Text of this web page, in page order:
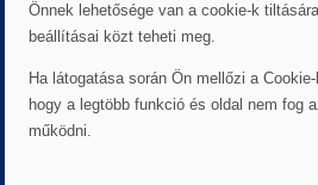
Önnek lehetősége van a cookie-k
beállításai közt teheti meg.
Ha látogatása során Ön mellőzi a
hogy a legtöbb funkció és oldal nem fog
működni.